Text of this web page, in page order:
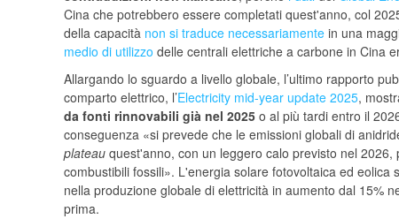
Cina che potrebbero essere completati quest'anno, col
della capacità non si traduce necessariamente in una
medio di utilizzo delle centrali elettriche a carbone in Cina
Allargando lo sguardo a livello globale, l’ultimo rapporto
comparto elettrico, l’Electricity mid-year update 2025,
da fonti rinnovabili già nel 2025 o al più tardi entro il
conseguenza «si prevede che le emissioni globali di
plateau quest'anno, con un leggero calo previsto nel
combustibili fossili». L'energia solare fotovoltaica ed
nella produzione globale di elettricità in aumento dal 15%
prima.